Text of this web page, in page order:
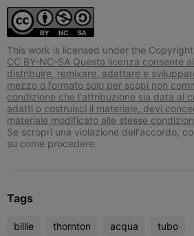
This work is licensed under the
CC BY-NC-SA Questa licenza consente
distribuire, remixare, adattare e
mezzo o formato solo per scopi non
condizione che l'attribuzione sia data al
adatti o costruisci il materiale, devi
materiale modificato alle stesse
Se scropri una violazione dell'accordo,
su come procedere.
Tags
billie thornton acqua tubo